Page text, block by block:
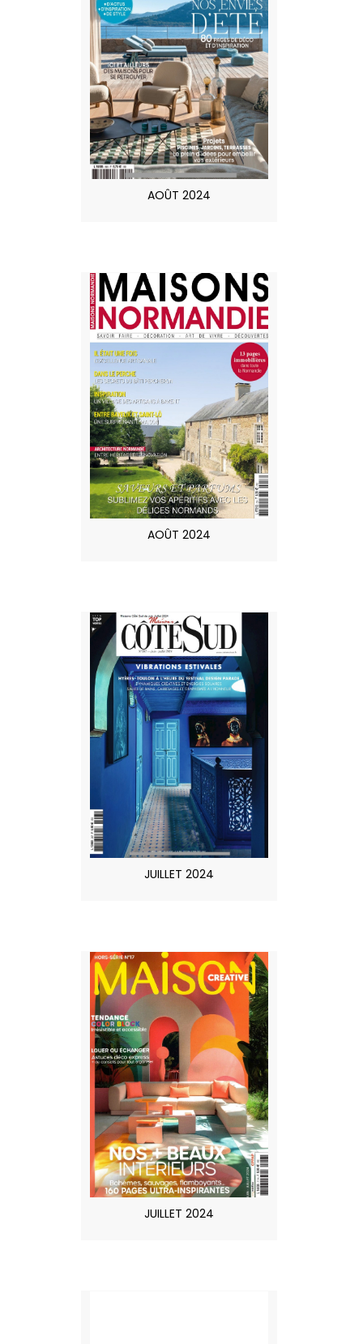
AOÛT 2024
AOÛT 2024
JUILLET 2024
JUILLET 2024